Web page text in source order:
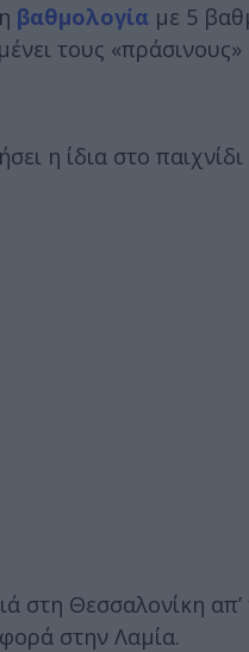
βαθμολογία με 5
τους
η ίδια στο
στη Θεσσαλονίκη
στην Λαμία.